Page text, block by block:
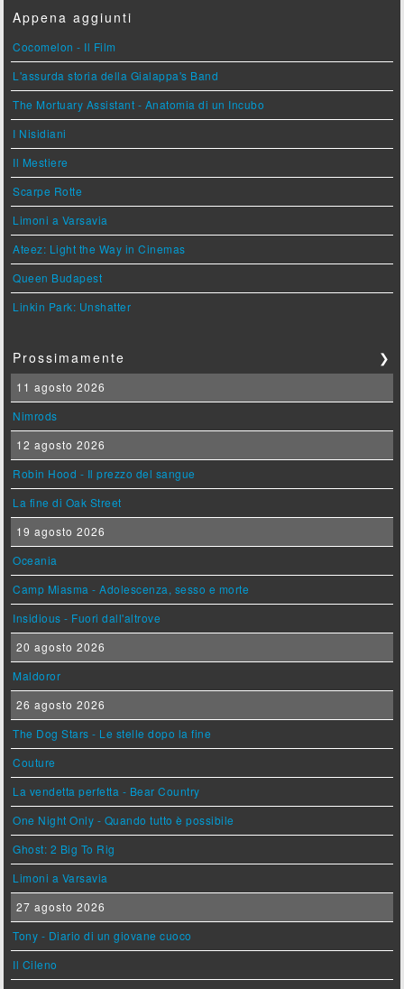
Appena aggiunti
Cocomelon - Il Film
L'assurda storia della Gialappa's Band
The Mortuary Assistant - Anatomia di un Incubo
I Nisidiani
Il Mestiere
Scarpe Rotte
Limoni a Varsavia
Ateez: Light the Way in Cinemas
Queen Budapest
Linkin Park: Unshatter
Prossimamente ❯
11 agosto 2026
Nimrods
12 agosto 2026
Robin Hood - Il prezzo del sangue
La fine di Oak Street
19 agosto 2026
Oceania
Camp Miasma - Adolescenza, sesso e morte
Insidious - Fuori dall'altrove
20 agosto 2026
Maldoror
26 agosto 2026
The Dog Stars - Le stelle dopo la fine
Couture
La vendetta perfetta - Bear Country
One Night Only - Quando tutto è possibile
Ghost: 2 Big To Rig
Limoni a Varsavia
27 agosto 2026
Tony - Diario di un giovane cuoco
Il Cileno